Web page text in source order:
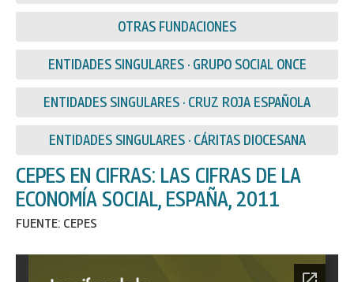
OTRAS FUNDACIONES
ENTIDADES SINGULARES · GRUPO SOCIAL ONCE
ENTIDADES SINGULARES · CRUZ ROJA ESPAÑOLA
ENTIDADES SINGULARES · CÁRITAS DIOCESANA
CEPES EN CIFRAS: LAS CIFRAS DE LA
ECONOMÍA SOCIAL, ESPAÑA, 2011
FUENTE: CEPES